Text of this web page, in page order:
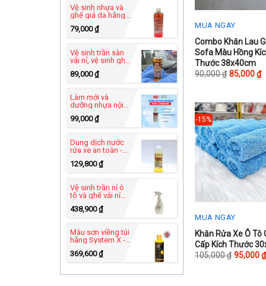
Vệ sinh nhựa và
ghế giả da hãng
PRO USA - Heavy
Duty C-49
79,000₫
Vệ sinh trần sàn
vải nỉ, vệ sinh ghế
Power™ C-83
89,000₫
Làm mới và
dưỡng nhựa nội
thất - Vinyl
Dressing UB-82
99,000₫
Dung dịch nước
rửa xe an toàn -
C-60 tự rửa xe tại
nhà
129,800₫
Vệ sinh trần nỉ ô
tô và ghế vải nỉ
Clinic - Carpet
Cleaner 500ml
438,900₫
Màu sơn viềng túi
hãng System X -
Leather Edge
Paint 125ml
369,600₫
MUA NGAY
This
product
has
The
options
may
be
chosen
page
Combo Khăn Lau
Sofa Màu Hồng
Thước 38x40cm
90,000₫ 85,000₫
-15%
MUA NGAY
This
product
has
Khăn Rửa Xe Ô Tô
Cấp Kích Thước
105,000₫ 95,000₫